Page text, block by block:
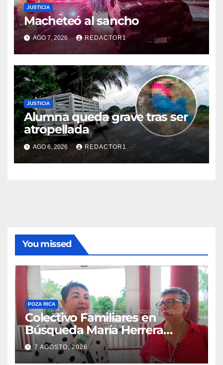
JUSTICIA
Macheteó al sancho
AGO 7, 2026 REDACTOR1
JUSTICIA
Alumna queda grave tras ser
atropellada
AGO 6, 2026 REDACTOR1
You missed
POZA RICA
Colectivo Familiares en
Búsqueda María Herrera
convoca a marcha
7 AGOSTO, 2026